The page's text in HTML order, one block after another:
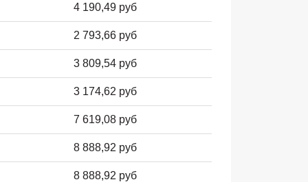
4 190,49 руб
2 793,66 руб
3 809,54 руб
3 174,62 руб
7 619,08 руб
8 888,92 руб
8 888,92 руб